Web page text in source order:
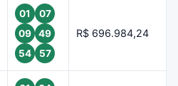
01
07
09
49
54
57
R$ 696.984,24